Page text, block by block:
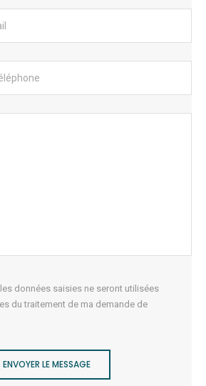
données saisies ne seront utilisées
du traitement de ma demande de
ENVOYER LE MESSAGE